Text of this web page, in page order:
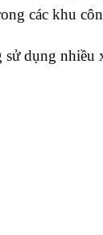
các khu
dụng